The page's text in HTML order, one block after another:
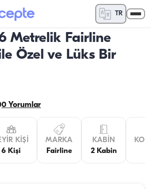
TR
Metrelik Fairline
Özel ve Lüks Bir
0 Yorumlar
KIŞI
6 Kişi
MARKA
Fairline
KABIN
2 Kabin